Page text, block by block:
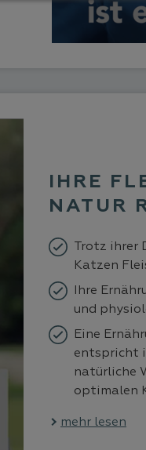
IHRE
NATUR
Trotz ihrer
Katzen
Ihre
und
Eine
entspricht
natürliche
optimalen
mehr lesen